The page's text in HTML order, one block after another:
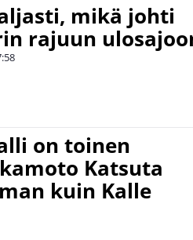
mikä johti
rajuun
on toinen
Katsuta
kuin Kalle